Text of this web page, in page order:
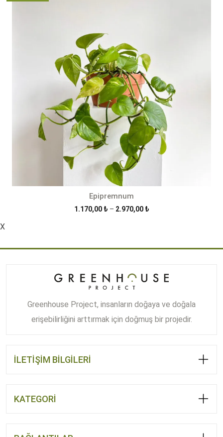
Epipremnum
1.170,00 ₺ – 2.970,00 ₺Fiyat
2.970,00 ₺
X
Greenhouse Project, insanların doğaya ve doğala
erişebilirliğini arttırmak için doğmuş bir projedir.
İLETİŞİM BİLGİLERİ
KATEGORİ